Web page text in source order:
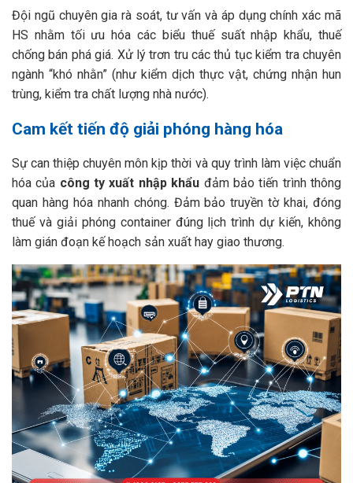
Đội ngũ chuyên gia rà soát, tư vấn và áp dụng chính xác mã
HS nhằm tối ưu hóa các biểu thuế suất nhập khẩu, thuế
chống bán phá giá. Xử lý trơn tru các thủ tục kiểm tra chuyên
ngành “khó nhằn” (như kiểm dịch thực vật, chứng nhận hun
trùng, kiểm tra chất lượng nhà nước).
Cam kết tiến độ giải phóng hàng hóa
Sự can thiệp chuyên môn kịp thời và quy trình làm việc chuẩn
hóa của công ty xuất nhập khẩu đảm bảo tiến trình thông
quan hàng hóa nhanh chóng. Đảm bảo truyền tờ khai, đóng
thuế và giải phóng container đúng lịch trình dự kiến, không
làm gián đoạn kế hoạch sản xuất hay giao thương.